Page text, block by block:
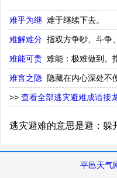
难乎为继 难于继续下去。
难解难分 指双方争吵、斗争
难能可贵 难能：极难做到。
难言之隐 隐藏在内心深处不
>> 查看全部逃灾避难成语接
逃灾避难的意思是避：躲
平邑天气